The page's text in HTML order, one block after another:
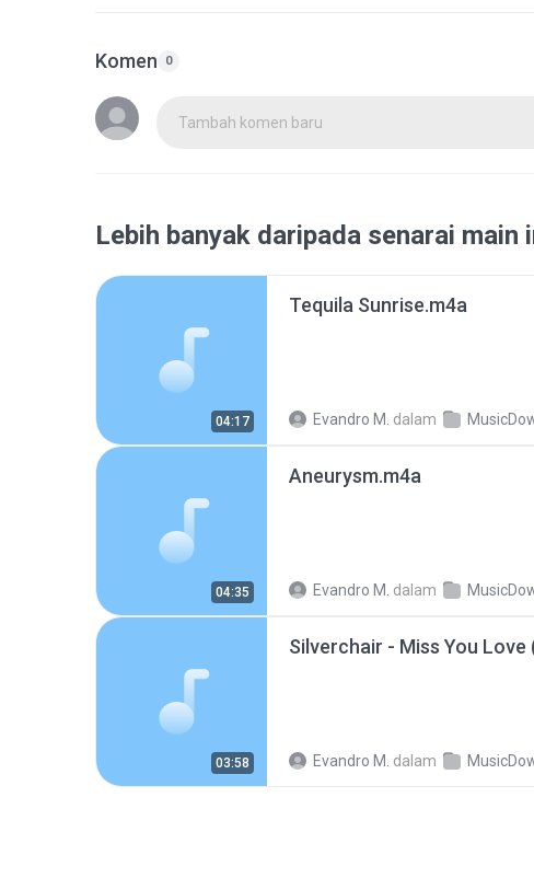
Komen 0
Tambah komen baru
Lebih banyak daripada senarai main
04:17
Tequila Sunrise.m4a
Evandro M. dalam
04:35
Aneurysm.m4a
Evandro M. dalam
03:58 Evandro M. dalam